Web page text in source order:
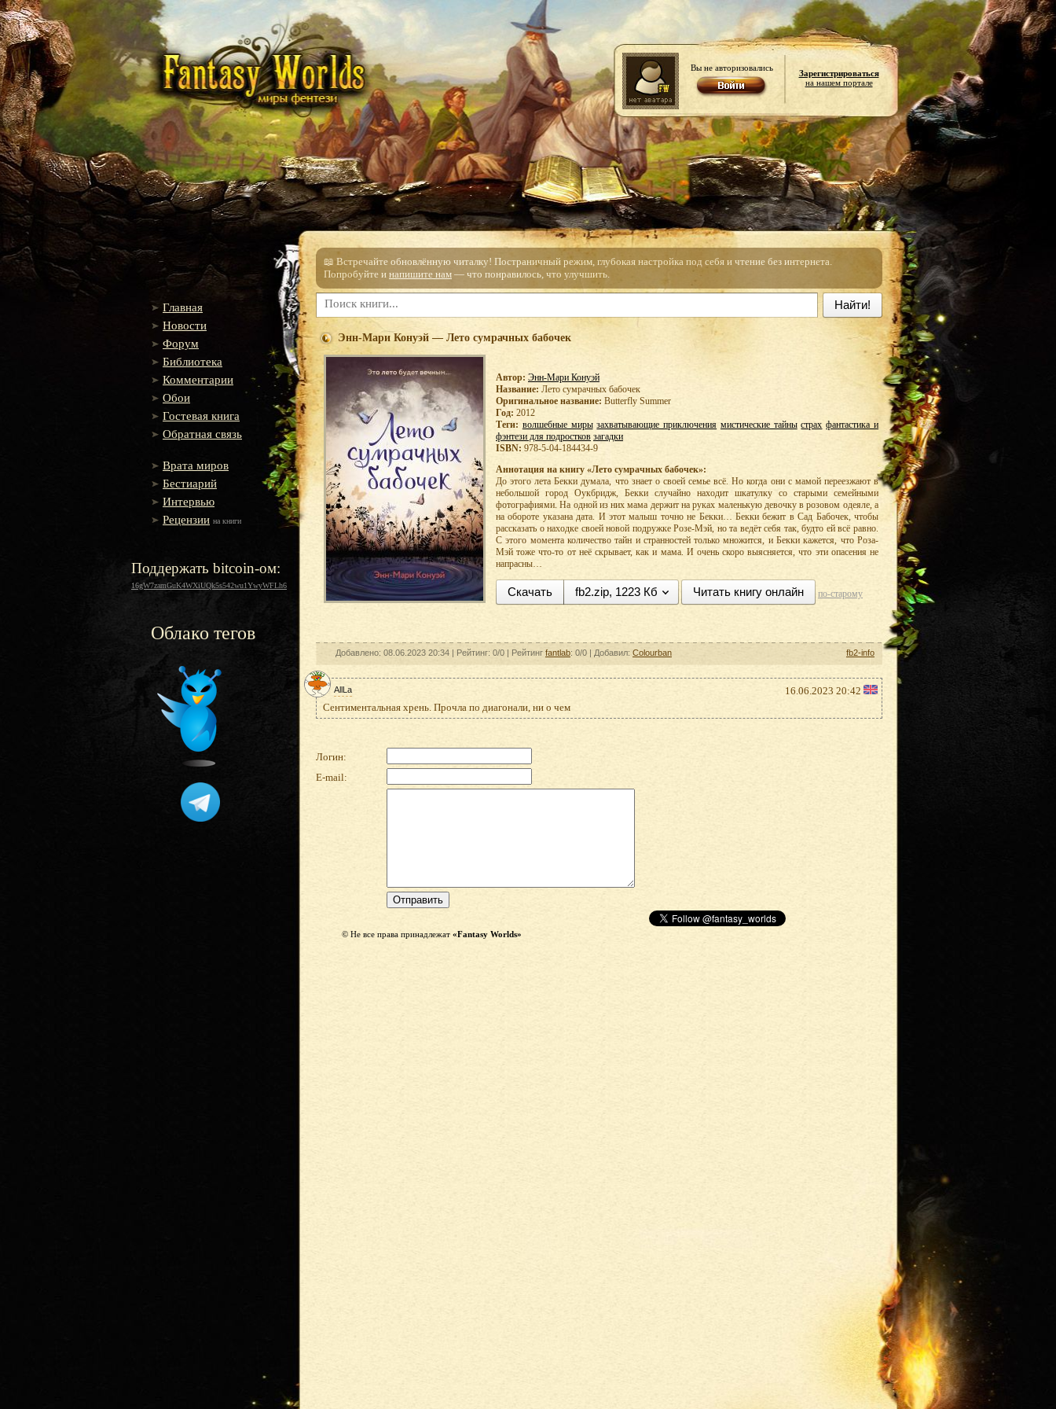
Вы не авторизовались
Зарегистрироваться
на нашем портале
Главная
Новости
Форум
Библиотека
Комментарии
Обои
Гостевая книга
Обратная связь
Врата миров
Бестиарий
Интервью
Рецензии на книги
Поддержать bitcoin-ом:
16gW7zamGuK4WXiUQk5s542wu1YwyWFLh6
Облако тегов
📖 Встречайте обновлённую читалку! Постраничный режим, глубокая настройка под себя и чтение без интернета.
Попробуйте и напишите нам — что понравилось, что улучшить.
Найти!
Энн-Мари Конуэй — Лето сумрачных бабочек
Автор: Энн-Мари Конуэй
Название: Лето сумрачных бабочек
Оригинальное название: Butterfly Summer
Год: 2012
Теги: волшебные миры захватывающие приключения мистические тайны страх фантастика и
фэнтези для подростков загадки
ISBN: 978-5-04-184434-9
Аннотация на книгу «Лето сумрачных бабочек»:
До этого лета Бекки думала, что знает о своей семье всё. Но когда они с мамой переезжают в
небольшой город Оукбридж, Бекки случайно находит шкатулку со старыми семейными
фотографиями. На одной из них мама держит на руках маленькую девочку в розовом одеяле, а
на обороте указана дата. И этот малыш точно не Бекки… Бекки бежит в Сад Бабочек, чтобы
рассказать о находке своей новой подружке Розе-Мэй, но та ведёт себя так, будто ей всё равно.
С этого момента количество тайн и странностей только множится, и Бекки кажется, что Роза-
Мэй тоже что-то от неё скрывает, как и мама. И очень скоро выясняется, что эти опасения не
напрасны…
Скачать fb2.zip, 1223 Кб Читать книгу онлайн по-старому
Добавлено: 08.06.2023 20:34 | Рейтинг: 0/0 | Рейтинг fantlab: 0/0 | Добавил: Colourban fb2-info
AllLa
16.06.2023 20:42
Сентиментальная хрень. Прочла по диагонали, ни о чем
Логин:
E-mail:
© Не все права принадлежат «Fantasy Worlds»